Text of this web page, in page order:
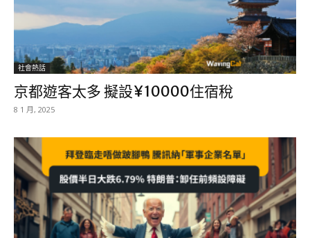
社會熱話
京都遊客太多 擬設¥10000住宿稅
8 1 月, 2025